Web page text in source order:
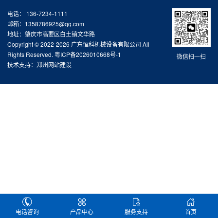
微信扫一扫
电话： 136-7234-1111
邮箱：1358786925@qq.com
地址：肇庆市高要区白土镇文华路
Copyright © 2022-2026 广东恒科机械设备有限公司 All
Rights Reserved. 粤ICP备2026010668号-1
技术支持： 郑州网站建设
电话咨询 产品中心 服务支持 首页